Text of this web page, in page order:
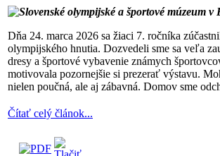
Slovenské olympijské a športové múzeum v
Dňa 24. marca 2026 sa žiaci 7. ročníka
olympijského hnutia. Dozvedeli sme sa veľa
dresy a športové vybavenie známych
motivovala pozornejšie si prezerať výstavu.
nielen poučná, ale aj zábavná. Domov sme
Čítať celý článok...